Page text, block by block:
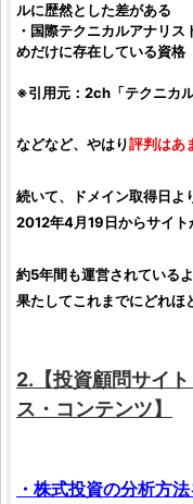
ルに歴然とした差がある
・国際テクニカルアナリ
めだけに存在している資格
※引用元：2ch「テクニカ
などなど、やはり評判はあ
続いて、ドメイン取得日よ
2012年4月19日からサイト
約5年間も運営されているよ
果たしてこれまでにどれほ
2.【投資顧問サイト
ス・コンテンツ】
・ 株式投資の分析方